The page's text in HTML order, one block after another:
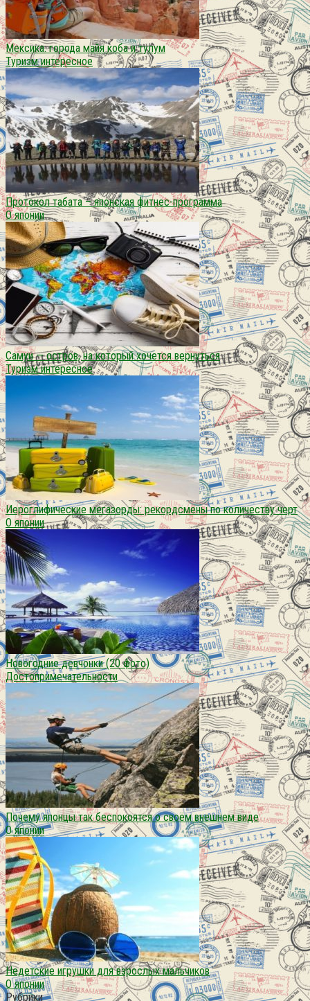
Мексика. города майя коба и тулум
Туризм интересное
Протокол табата – японская фитнес-программа
О японии
Самуи — остров, на который хочется вернуться
Туризм интересное
Иероглифические мегазорды: рекордсмены по количеству черт
О японии
Новогодние девчонки (20 фото)
Достопримечательности
Почему японцы так беспокоятся о своём внешнем виде
О японии
Недетские игрушки для взрослых мальчиков
О японии
Рубрики